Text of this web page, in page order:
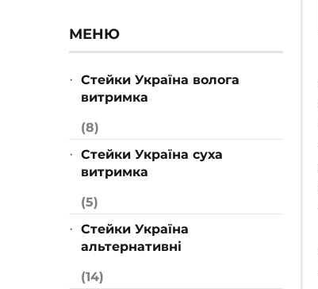
МЕНЮ
Стейки Україна волога
витримка
(8)
Стейки Україна суха
витримка
(5)
Стейки Україна
альтернативні
(14)